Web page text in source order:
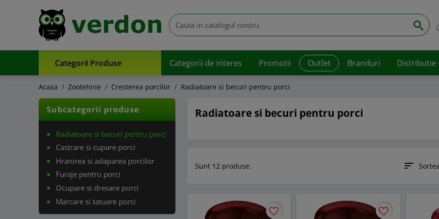
Categorii Produse Categorii de interes Promotii Outlet Branduri Distributie
Acasa Zootehnie Cresterea porcilor Radiatoare si becuri pentru porci
Subcategorii produse
Radiatoare si becuri pentru porci
Castrare si cupare porci
Hranirea si adaparea porcilor
Furaje pentru porci
Ocupare si dresare porci
Marcare si tatuare porci
Radiatoare si becuri pentru porci
Sunt 12 produse. sort
favorite_border
favorite_border favorite_border
favorite_border